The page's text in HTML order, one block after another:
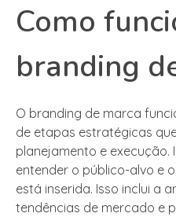
Como
branding
O branding de marca
de etapas estratégicas
planejamento e execução.
entender o público-alvo e
está inserida. Isso inclui a
tendências de mercado e